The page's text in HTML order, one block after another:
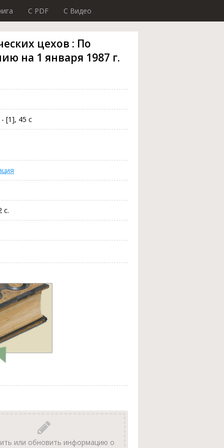
C PDF C Видео
цехов : По
на 1 января 1987 г.
[1], 45 с
с.
или обновить информацию о